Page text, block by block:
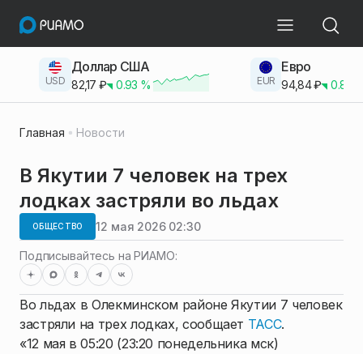
USD
Доллар США
82,17 ₽ 0.93 % EUR
Евро
94,84₽ 0.83
Главная Новости
В Якутии 7 человек на трех
лодках застряли во льдах
ОБЩЕСТВО 12 мая 2026 02:30
Подписывайтесь на РИАМО:
Во льдах в Олекминском районе Якутии 7 человек
застряли на трех лодках, сообщает ТАСС.
«12 мая в 05:20 (23:20 понедельника мск)